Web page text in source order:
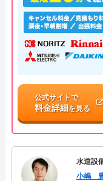
公式サイトで
料金詳細を見る
水道設
小嶋